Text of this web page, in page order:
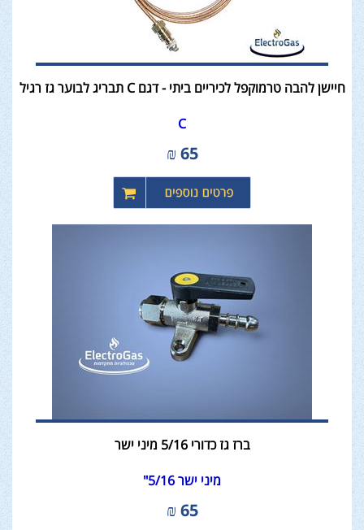
חיישן להבה טרמוקפל לכיריים ביתי - דגם C תבריג לבוער גז רגיל
C
65
₪
ברז גז כדורי 5/16 מיני ישר
מיני ישר 5/16"
65
₪